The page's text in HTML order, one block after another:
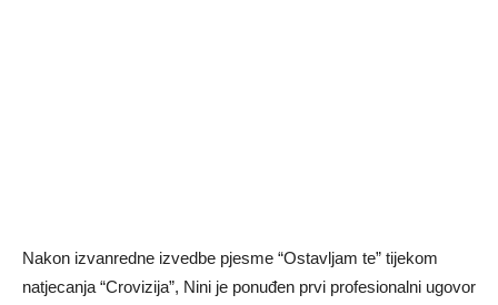
Nakon izvanredne izvedbe pjesme “Ostavljam te” tijekom
natjecanja “Crovizija”, Nini je ponuđen prvi profesionalni ugovor